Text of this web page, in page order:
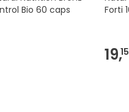
Bio 60 caps
Forti
19,